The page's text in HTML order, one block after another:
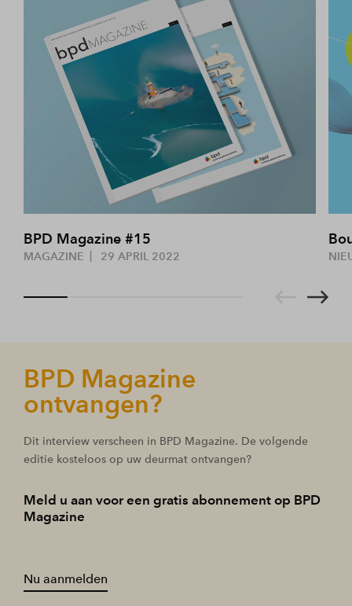
BPD Magazine #15
MAGAZINE 29 APRIL 2022
BPD Magazine
ontvangen?
Dit interview verscheen in BPD Magazine. De volgende
editie kosteloos op uw deurmat ontvangen?
Meld u aan voor een gratis abonnement op BPD
Magazine
Nu aanmelden